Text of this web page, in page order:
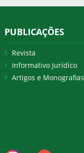
PUBLICAÇÕES
Revista
Informativo Jurídico
Artigos e Monografias